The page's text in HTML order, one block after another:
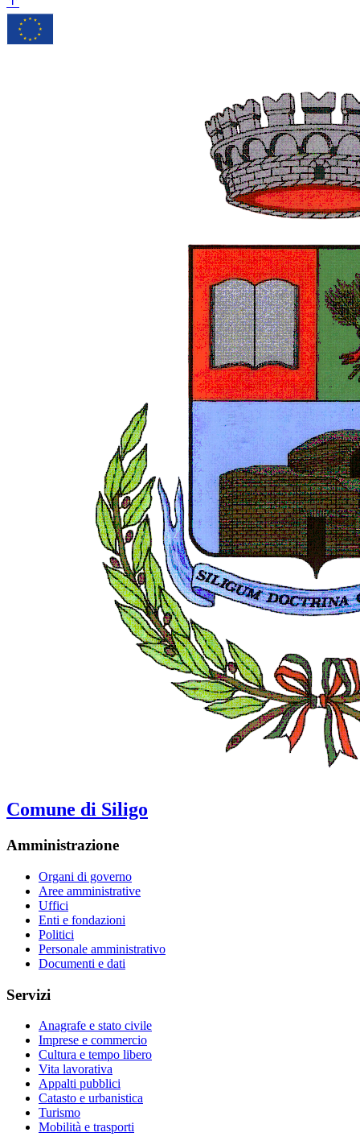
Comune di Siligo
Amministrazione
Organi di governo
Aree amministrative
Uffici
Enti e fondazioni
Politici
Personale amministrativo
Documenti e dati
Servizi
Anagrafe e stato civile
Imprese e commercio
Cultura e tempo libero
Vita lavorativa
Appalti pubblici
Catasto e urbanistica
Turismo
Mobilità e trasporti